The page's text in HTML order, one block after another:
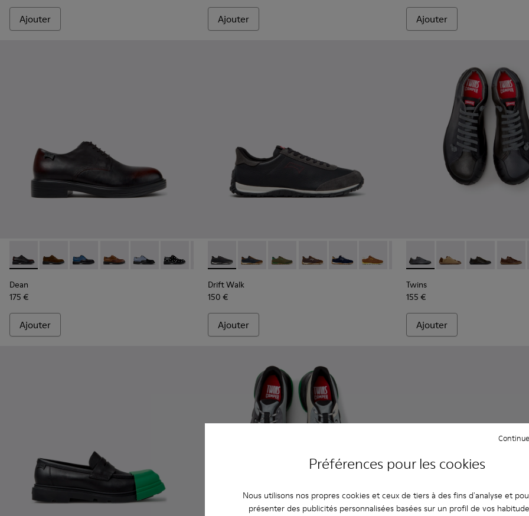
Préférences pour les cookies
Nous utilisons nos propres cookies et ceux de tiers à des fins d'analyse et
présenter des publicités personnalisées basées sur un profil de vos
Ajouter Ajouter Ajouter
Dean - K100979-022 - Chaussures en cuir noir pour homme.
Dean - K100979-027
Dean - K100979-026 - Chaussures en cuir multicolores pour homme.
Dean - K100979-025 - Chaussures en cuir marron pour homme.
Dean - K100979-016
Dean - K100979-014
Dean - K100979-012
Dean - K100979-011
Dean - K100979-010
Dean - K100979-004
Dean - K100979-002
Dean - K100979-001
Dean
175 €
Ajouter
Drift Walk - K101097-009 - Baskets noires et grises en cuir et nubuck pour
Drift Walk - K101097-008
Drift Walk - K101097-007 - Baskets vertes en cuir velours et
Drift Walk - K101097-006
Drift Walk - K101097-005
Drift Walk - K101097-003
Drift Walk - K101097-002
Drift Walk
150 €
Ajouter
Twins - K101114-013 -
Twins - K101114-
Twins - Twins
Twins
155 €
Ajouter